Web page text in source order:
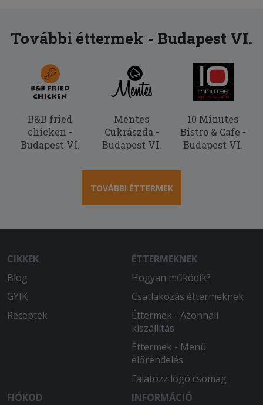
További éttermek - Budapest VI.
B&B fried
chicken -
Budapest VI.
Mentes
Cukrászda -
Budapest VI.
10 Minutes
Bistro & Cafe -
Budapest VI.
TOVÁBBI ÉTTERMEK
CIKKEK
Blog
GYIK
Receptek
ÉTTERMEKNEK
Hogyan működik?
Csatlakozás éttermeknek
Éttermek - Azonnali
kiszállítás
Éttermek - Menü
előrendelés
Falatozz logó csomag
FIÓKOD
INFORMÁCIÓ